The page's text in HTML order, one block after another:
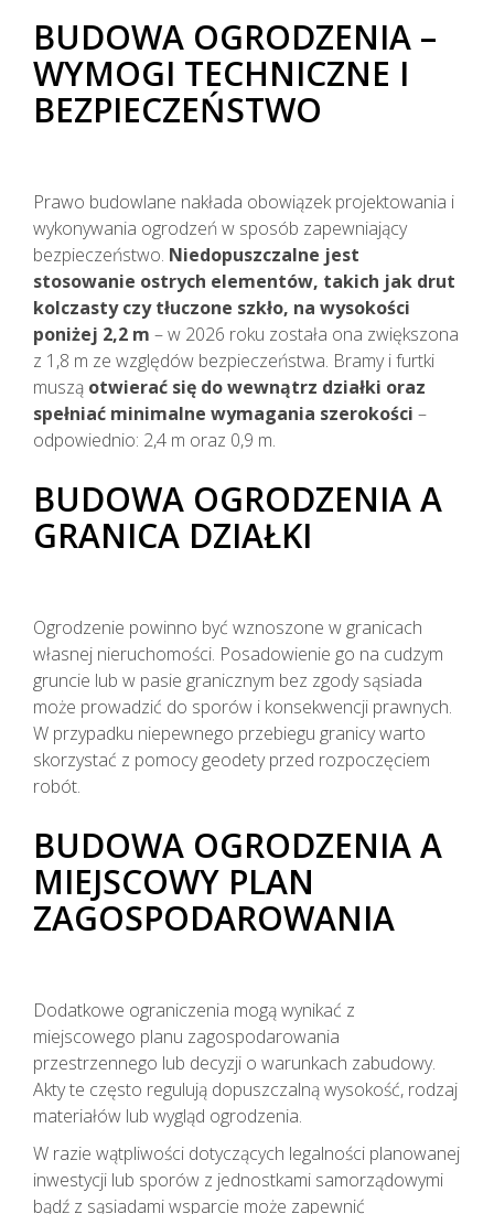
BUDOWA OGRODZENIA –
WYMOGI TECHNICZNE I
BEZPIECZEŃSTWO
Prawo budowlane nakłada obowiązek projektowania i
wykonywania ogrodzeń w sposób zapewniający
bezpieczeństwo. Niedopuszczalne jest
stosowanie ostrych elementów, takich jak drut
kolczasty czy tłuczone szkło, na wysokości
poniżej 2,2 m – w 2026 roku została ona zwiększona
z 1,8 m ze względów bezpieczeństwa. Bramy i furtki
muszą otwierać się do wewnątrz działki oraz
spełniać minimalne wymagania szerokości –
odpowiednio: 2,4 m oraz 0,9 m.
BUDOWA OGRODZENIA A
GRANICA DZIAŁKI
Ogrodzenie powinno być wznoszone w granicach
własnej nieruchomości. Posadowienie go na cudzym
gruncie lub w pasie granicznym bez zgody sąsiada
może prowadzić do sporów i konsekwencji prawnych.
W przypadku niepewnego przebiegu granicy warto
skorzystać z pomocy geodety przed rozpoczęciem
robót.
BUDOWA OGRODZENIA A
MIEJSCOWY PLAN
ZAGOSPODAROWANIA
Dodatkowe ograniczenia mogą wynikać z
miejscowego planu zagospodarowania
przestrzennego lub decyzji o warunkach zabudowy.
Akty te często regulują dopuszczalną wysokość, rodzaj
materiałów lub wygląd ogrodzenia.
W razie wątpliwości dotyczących legalności planowanej
inwestycji lub sporów z jednostkami samorządowymi
bądź z sąsiadami wsparcie może zapewnić